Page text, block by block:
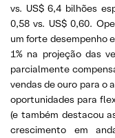
vs. US$ 6,4 bilhões
0,58 vs. US$ 0,60.
um forte desempenho
1% na projeção das
parcialmente
vendas de ouro para o
oportunidades para
(e também destacou
crescimento em